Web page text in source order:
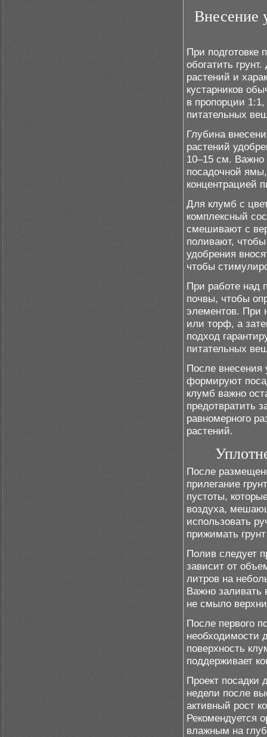
Внесение
При подготовке
обогатить
растений и
кустарников
в пропорции
питательных
Глубина
растений
10–15 см. Важно
посадочной
концентрацией
Для клумб с
комплексный
смешивают с
поливают,
удобрения
чтобы
При работе над
почвы, чтобы
элементов. При
или торф, а
подход
питательных
После внесения
формируют
клумб важно
предотвратить
равномерного
растений.
После
прилегание
пустоты,
воздуха,
использовать
прижимать
Полив следует
зависит от
литров на
Важно заливать
не смыло
После первого
необходимости
поверхность
поддерживает
Проект посадки
недели после
активный рост
Рекомендуется
влажным на